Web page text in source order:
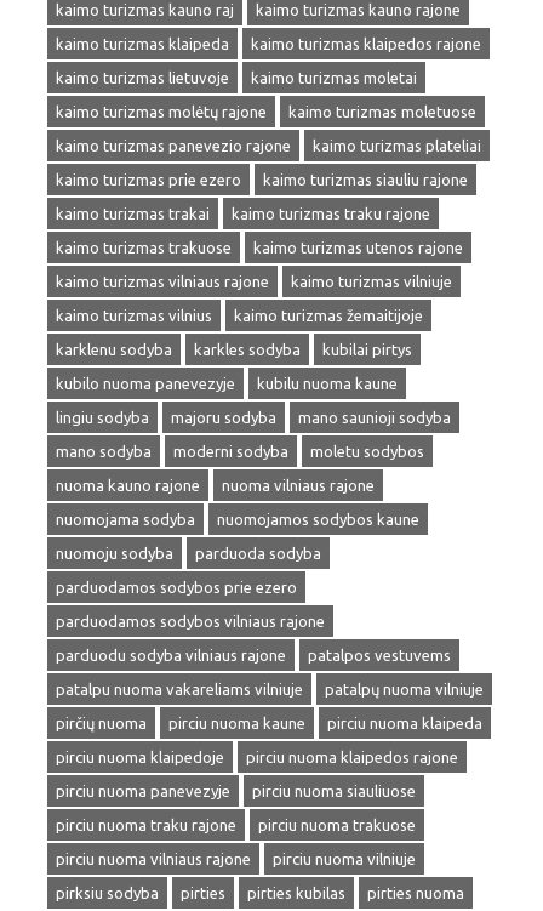
kaimo turizmas kauno raj
kaimo turizmas kauno rajone
kaimo turizmas klaipeda
kaimo turizmas klaipedos rajone
kaimo turizmas lietuvoje
kaimo turizmas moletai
kaimo turizmas molėtų rajone
kaimo turizmas moletuose
kaimo turizmas panevezio rajone
kaimo turizmas plateliai
kaimo turizmas prie ezero
kaimo turizmas siauliu rajone
kaimo turizmas trakai
kaimo turizmas traku rajone
kaimo turizmas trakuose
kaimo turizmas utenos rajone
kaimo turizmas vilniaus rajone
kaimo turizmas vilniuje
kaimo turizmas vilnius
kaimo turizmas žemaitijoje
karklenu sodyba
karkles sodyba
kubilai pirtys
kubilo nuoma panevezyje
kubilu nuoma kaune
lingiu sodyba
majoru sodyba
mano saunioji sodyba
mano sodyba
moderni sodyba
moletu sodybos
nuoma kauno rajone
nuoma vilniaus rajone
nuomojama sodyba
nuomojamos sodybos kaune
nuomoju sodyba
parduoda sodyba
parduodamos sodybos prie ezero
parduodamos sodybos vilniaus rajone
parduodu sodyba vilniaus rajone
patalpos vestuvems
patalpu nuoma vakareliams vilniuje
patalpų nuoma vilniuje
pirčių nuoma
pirciu nuoma kaune
pirciu nuoma klaipeda
pirciu nuoma klaipedoje
pirciu nuoma klaipedos rajone
pirciu nuoma panevezyje
pirciu nuoma siauliuose
pirciu nuoma traku rajone
pirciu nuoma trakuose
pirciu nuoma vilniaus rajone
pirciu nuoma vilniuje
pirksiu sodyba
pirties pirties kubilas
pirties nuoma